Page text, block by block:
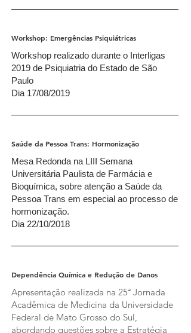
Workshop: Emergências Psiquiátricas
Workshop realizado durante o Interligas
2019 de Psiquiatria do Estado de São
Paulo
Dia 17/08/2019
Saúde da Pessoa Trans: Hormonização
Mesa Redonda na LIII Semana
Universitária Paulista de Farmácia e
Bioquímica, sobre atenção a Saúde da
Pessoa Trans em especial ao processo de
hormonização.
Dia 22/10/2018
Dependência Química e Redução de Danos
Apresentação realizada na 25ª Jornada
Acadêmica de Medicina da Universidade
Federal de Mato Grosso do Sul,
abordando questões sobre a Estratégia